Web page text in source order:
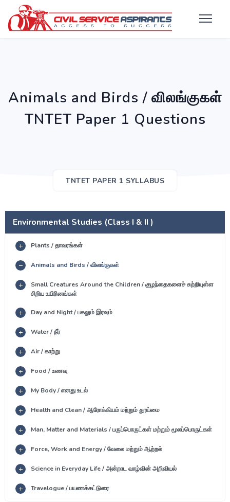
Animals and Birds / விலங்குகள்
TNTET Paper 1 Questions
TNTET PAPER 1 SYLLABUS
Environmental Studies (Class I & II )
Plants / தாவரங்கள்
Animals and Birds / விலங்குகள்
Small Creatures Around the Children / குழந்தைகளைச் சுற்றியுள்ள
சிறிய உயிரினங்கள்
Day and Night / பகலும் இரவும்
Water / நீர்
Air / காற்று
Food / உணவு
My Body / எனது உடல்
Health and Clean / ஆரோக்கியம் மற்றும் தூய்மை
Man, Matter and Materials / பருப்பொருட்கள் மற்றும் மூலப்பொருட்கள்
Force, Work and Energy / வேலை மற்றும் ஆற்றல்
Science in Everyday Life / அன்றாட வாழ்வின் அறிவியல்
Travelogue / பயணக்கட்டுரை